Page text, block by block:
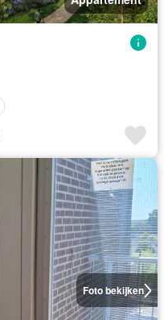
Foto bekijken